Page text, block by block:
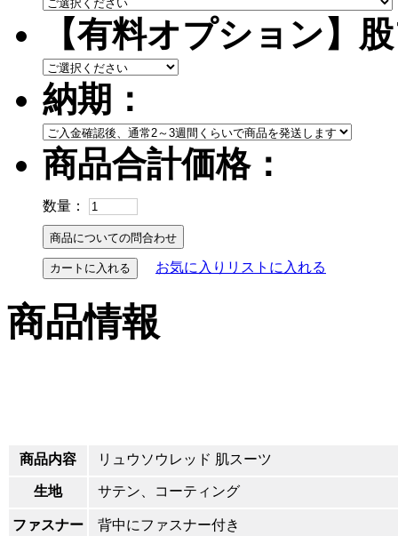
【有料オプション】
納期：
商品合計価格：
数量：
カートに入れる お気に入りリストに入れる
商品情報
商品内容 リュウソウレッド 肌スーツ
生地 サテン、コーティング
ファスナー 背中にファスナー付き